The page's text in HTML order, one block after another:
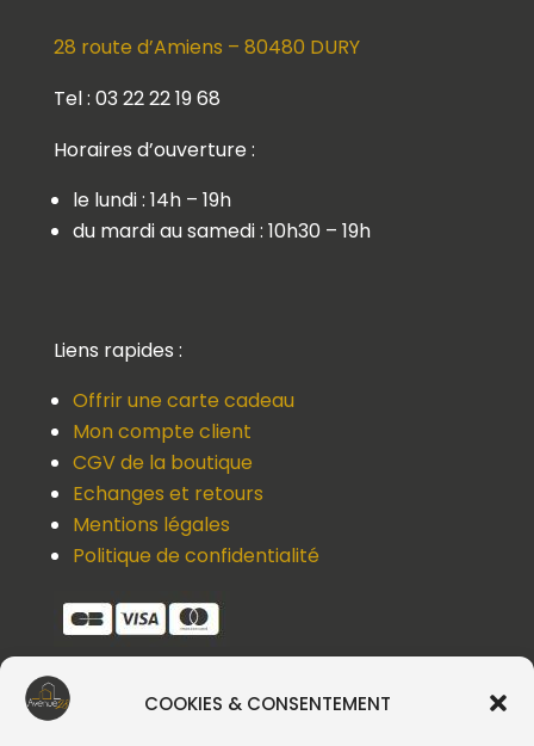
COOKIES & CONSENTEMENT
28 route d’Amiens – 80480 DURY
Tel : 03 22 22 19 68
Horaires d’ouverture :
le lundi : 14h – 19h
du mardi au samedi : 10h30 – 19h
Liens rapides :
Offrir une carte cadeau
Mon compte client
CGV de la boutique
Echanges et retours
Mentions légales
Politique de confidentialité
Une question, un devis, un souci ?